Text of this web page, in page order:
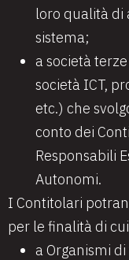
loro qualità di
sistema;
a società
società ICT,
etc.) che
conto dei
Responsabili
Autonomi.
I Contitolari
per le finalità di
a Organismi